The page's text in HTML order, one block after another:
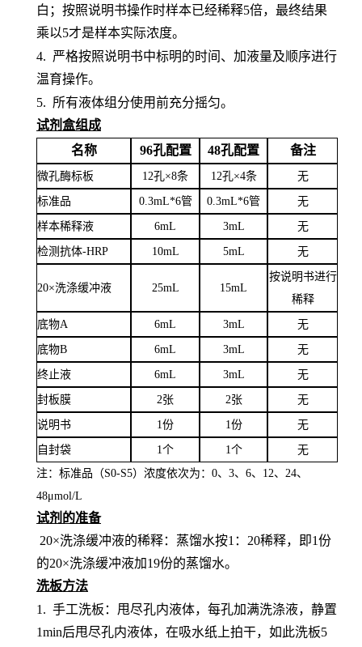
白；按照说明书操作时样本已经稀释5倍，最终结果
乘以5才是样本实际浓度。
4. 严格按照说明书中标明的时间、加液量及顺序进行
温育操作。
5. 所有液体组分使用前充分摇匀。
试剂盒组成
名称
96孔配置 48孔配置 备注
微孔酶标板 12孔×8条 12孔×4条 无
标准品 0.3mL*6管 0.3mL*6管 无
样本稀释液 6mL 3mL 无
检测抗体-HRP 10mL 5mL 无
20×洗涤缓冲液 25mL 15mL
按说明书进行
稀释
底物A 6mL 3mL 无
底物B 6mL 3mL 无
终止液 6mL 3mL 无
封板膜 2张 2张 无
说明书 1份 1份 无
自封袋 1个 1个
无
注：标准品（S0-S5）浓度依次为： 0、3、6、12、24、
48μmol/L
试剂的准备
20×洗涤缓冲液的稀释：蒸馏水按1：20稀释，即1份
的20×洗涤缓冲液加19份的蒸馏水。
洗板方法
1. 手工洗板：甩尽孔内液体，每孔加满洗涤液，静置
1min后甩尽孔内液体，在吸水纸上拍干，如此洗板5